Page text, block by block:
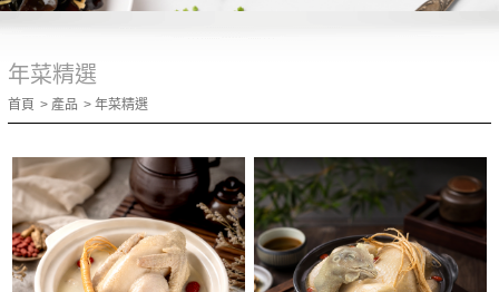
年菜精選
首頁 產品 年菜精選